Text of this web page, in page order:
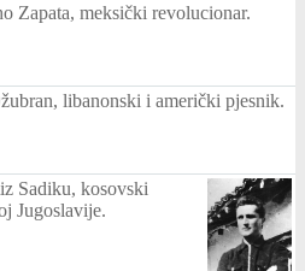
Zapata, meksički revolucionar.
libanonski i američki pjesnik.
Sadiku, kosovski
Jugoslavije.